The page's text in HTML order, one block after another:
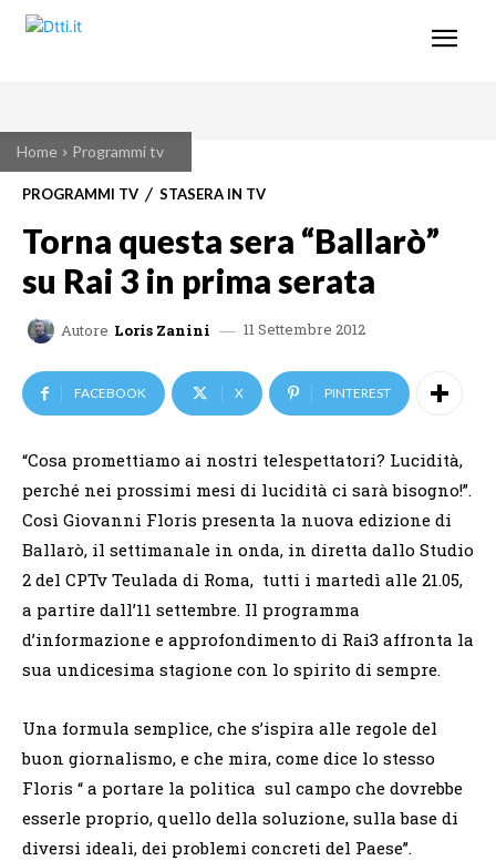
Home Programmi tv
PROGRAMMI TV STASERA IN TV
Torna questa sera “Ballarò”
su Rai 3 in prima serata
Autore Loris Zanini 11 Settembre 2012
FACEBOOK X PINTEREST
“Cosa promettiamo ai nostri telespettatori? Lucidità,
perché nei prossimi mesi di lucidità ci sarà bisogno!”.
Così Giovanni Floris presenta la nuova edizione di
Ballarò, il settimanale in onda, in diretta dallo Studio
2 del CPTv Teulada di Roma, tutti i martedì alle 21.05,
a partire dall’11 settembre. Il programma
d’informazione e approfondimento di Rai3 affronta la
sua undicesima stagione con lo spirito di sempre.
Una formula semplice, che s’ispira alle regole del
buon giornalismo, e che mira, come dice lo stesso
Floris “ a portare la politica sul campo che dovrebbe
esserle proprio, quello della soluzione, sulla base di
diversi ideali, dei problemi concreti del Paese”.